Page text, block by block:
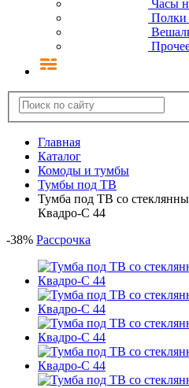
Часы
Полки
Главная
Каталог
Комоды и тумбы
Тумбы под ТВ
Тумба под ТВ со
Квадро-С 44
-38% Рассрочка